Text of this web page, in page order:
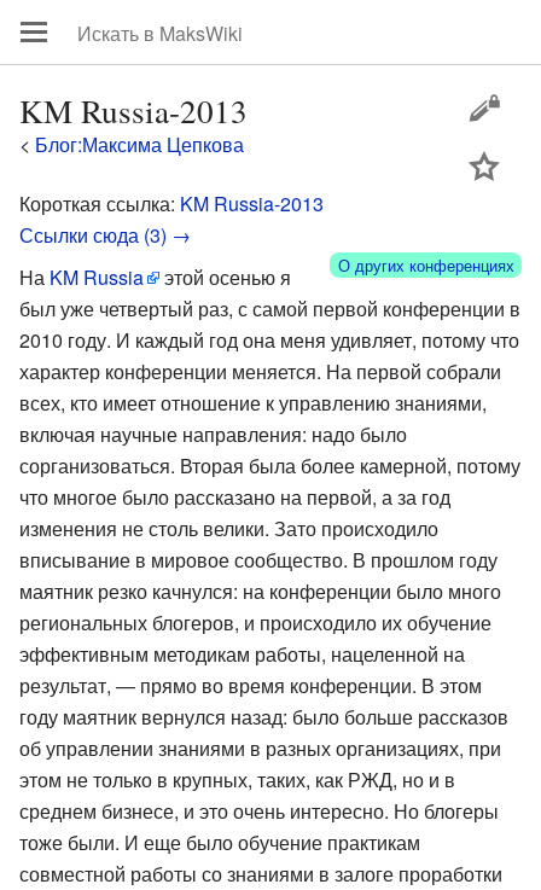
KM Russia-2013
< Блог:Максима Цепкова
Короткая ссылка: KM Russia-2013
Ссылки сюда (3) →
О других конференциях
На KM Russia
этой осенью я
был уже четвертый раз, с самой первой конференции в
2010 году. И каждый год она меня удивляет, потому что
характер конференции меняется. На первой собрали
всех, кто имеет отношение к управлению знаниями,
включая научные направления: надо было
сорганизоваться. Вторая была более камерной, потому
что многое было рассказано на первой, а за год
изменения не столь велики. Зато происходило
вписывание в мировое сообщество. В прошлом году
маятник резко качнулся: на конференции было много
региональных блогеров, и происходило их обучение
эффективным методикам работы, нацеленной на
результат, — прямо во время конференции. В этом
году маятник вернулся назад: было больше рассказов
об управлении знаниями в разных организациях, при
этом не только в крупных, таких, как РЖД, но и в
среднем бизнесе, и это очень интересно. Но блогеры
тоже были. И еще было обучение практикам
совместной работы со знаниями в залоге проработки